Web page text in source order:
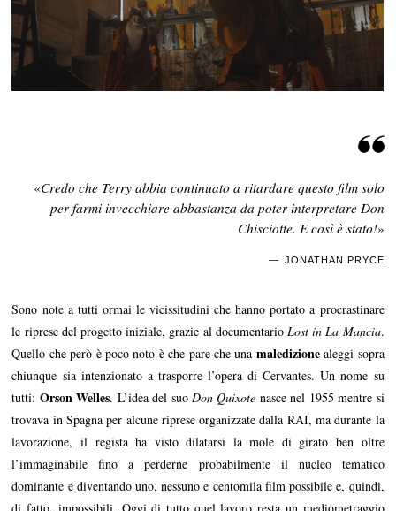
«Credo che Terry abbia continuato a ritardare questo film solo
per farmi invecchiare abbastanza da poter interpretare Don
Chisciotte. E così è stato!»
JONATHAN PRYCE
Sono note a tutti ormai le vicissitudini che hanno portato a procrastinare
le riprese del progetto iniziale, grazie al documentario Lost in La Mancia.
Quello che però è poco noto è che pare che una maledizionealeggi sopra
chiunque sia intenzionato a trasporre l’opera di Cervantes. Un nome su
tutti: Orson Welles. L’idea del suoDon Quixote nasce nel 1955 mentre si
trovava in Spagna per alcune riprese organizzate dalla RAI, ma durante la
lavorazione, il regista ha visto dilatarsi la mole di girato ben oltre
l’immaginabile fino a perderne probabilmente il nucleo tematico
dominante e diventando uno, nessuno e centomila film possibile e, quindi,